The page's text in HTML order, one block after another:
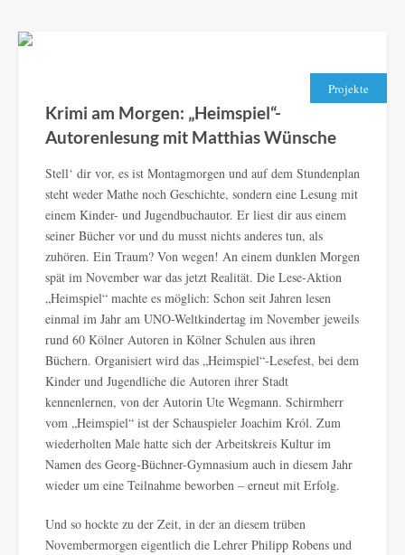
Projekte
Krimi am Morgen: „Heimspiel“-
Autorenlesung mit Matthias Wünsche
Stell‘ dir vor, es ist Montagmorgen und auf dem Stundenplan
steht weder Mathe noch Geschichte, sondern eine Lesung mit
einem Kinder- und Jugendbuchautor. Er liest dir aus einem
seiner Bücher vor und du musst nichts anderes tun, als
zuhören. Ein Traum? Von wegen! An einem dunklen Morgen
spät im November war das jetzt Realität. Die Lese-Aktion
„Heimspiel“ machte es möglich: Schon seit Jahren lesen
einmal im Jahr am UNO-Weltkindertag im November jeweils
rund 60 Kölner Autoren in Kölner Schulen aus ihren
Büchern. Organisiert wird das „Heimspiel“-Lesefest, bei dem
Kinder und Jugendliche die Autoren ihrer Stadt
kennenlernen, von der Autorin Ute Wegmann. Schirmherr
vom „Heimspiel“ ist der Schauspieler Joachim Król. Zum
wiederholten Male hatte sich der Arbeitskreis Kultur im
Namen des Georg-Büchner-Gymnasium auch in diesem Jahr
wieder um eine Teilnahme beworben – erneut mit Erfolg.
Und so hockte zu der Zeit, in der an diesem trüben
Novembermorgen eigentlich die Lehrer Philipp Robens und